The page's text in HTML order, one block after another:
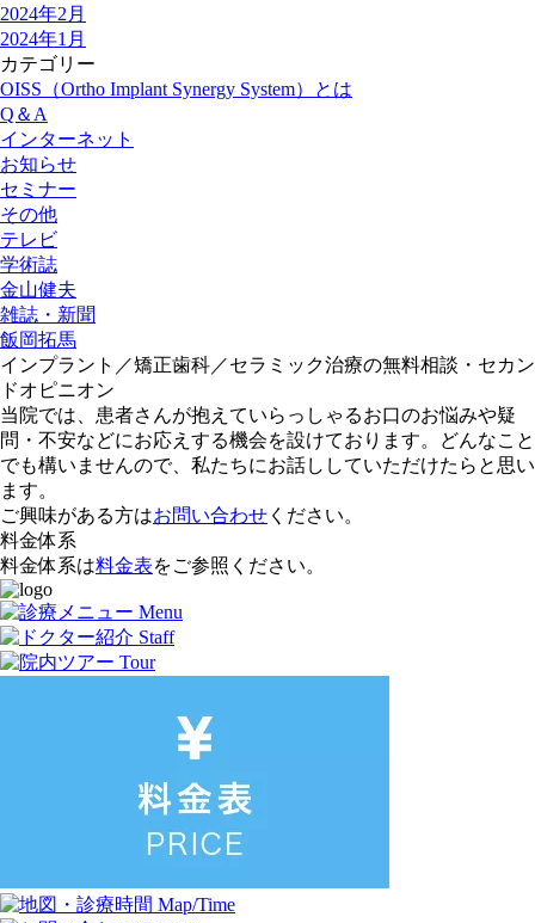
2024年2月
2024年1月
カテゴリー
OISS（Ortho Implant Synergy System）とは
Q＆A
インターネット
お知らせ
セミナー
その他
テレビ
学術誌
金山健夫
雑誌・新聞
飯岡拓馬
インプラント／矯正歯科／セラミック治療の無料相談・セカン
ドオピニオン
当院では、患者さんが抱えていらっしゃるお口のお悩みや疑
問・不安などにお応えする機会を設けております。どんなこと
でも構いませんので、私たちにお話ししていただけたらと思い
ます。
ご興味がある方はお問い合わせ ください。
料金体系
料金体系は料金表をご参照ください。